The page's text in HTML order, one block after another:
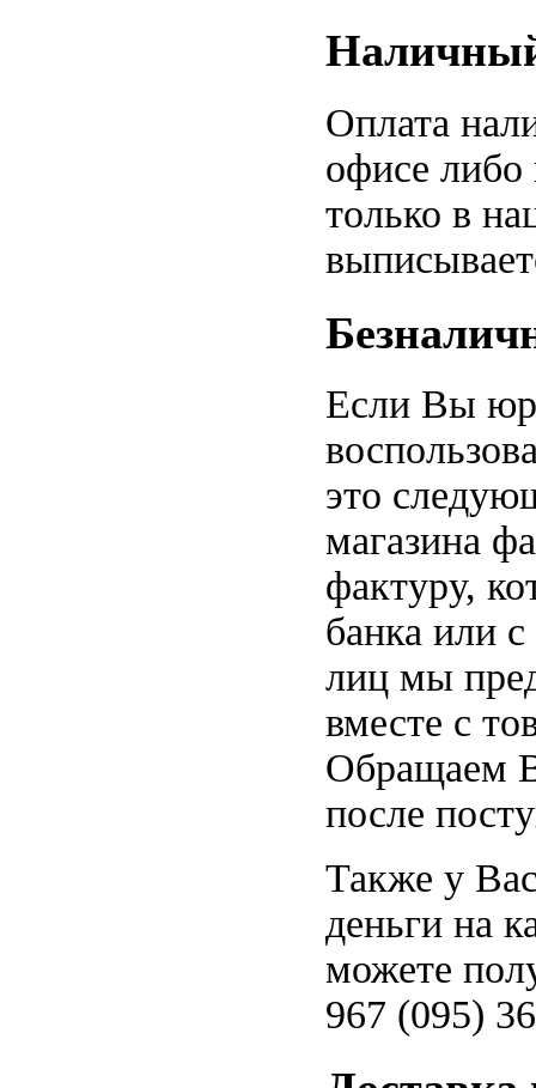
Оплата
офисе
только в
Если Вы
это
магазина
фактуру,
банка или
лиц мы
вместе с
Обращаем
после
Также у
деньги на
можете
967 (095)